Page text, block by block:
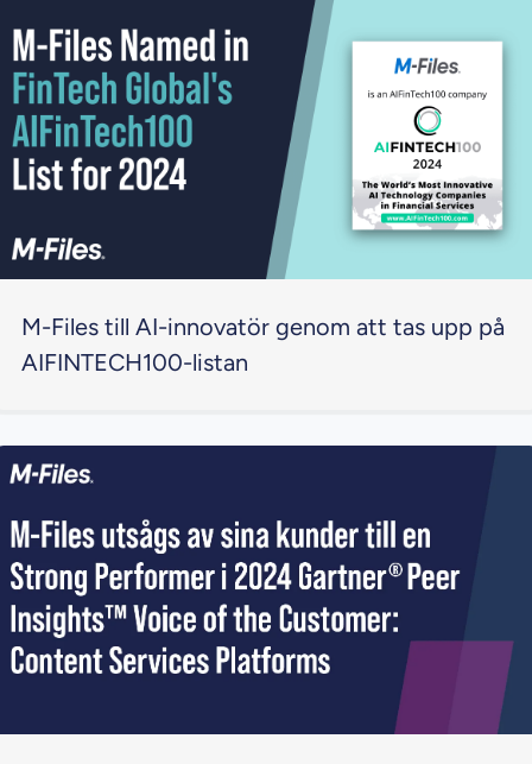
M-Files till AI-innovatör genom att tas upp på
AIFINTECH100-listan